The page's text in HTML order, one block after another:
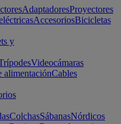
AdaptadoresProyectores
AccesoriosBicicletas
y
Videocámaras
alimentaciónCables
ColchasSábanasNórdicos